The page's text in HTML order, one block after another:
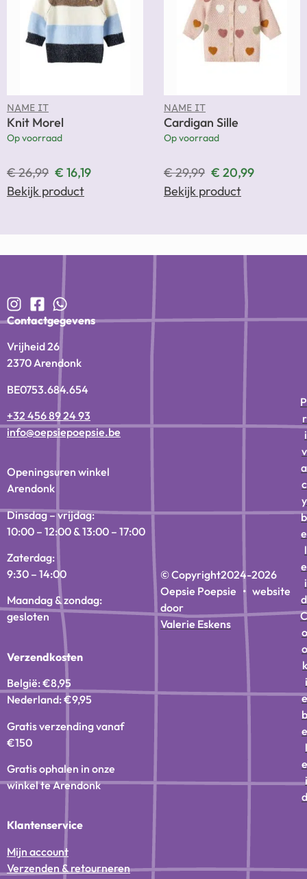
NAME IT
Knit Morel
Op voorraad
€26,99 € 16,19
Bekijk product
NAME IT
Cardigan Sille
Op voorraad
€29,99 € 20,99
Bekijk product
Contactgegevens
Vrijheid 26
2370 Arendonk
BE0753.684.654
+32 456 89 24 93
info@oepsiepoepsie.be
Openingsuren winkel
Arendonk
Dinsdag – vrijdag:
10:00 – 12:00 & 13:00 – 17:00
Zaterdag:
9:30 – 14:00
Maandag & zondag:
gesloten
Verzendkosten
België: €8,95
Nederland: €9,95
Gratis verzending vanaf
€150
Gratis ophalen in onze
winkel te Arendonk
Klantenservice
Mijn account
Verzenden & retourneren
© Copyright2024-2026
Oepsie Poepsie • website
door
Valerie Eskens
P
r
i
v
a
c
y
b
e
l
e
i
d
C
o
o
k
i
e
b
e
l
e
i
d